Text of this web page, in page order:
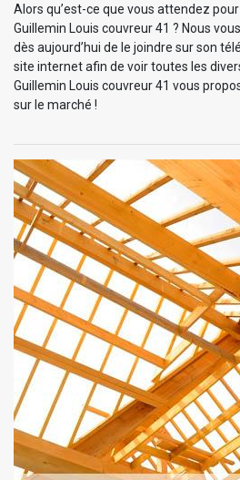
Alors qu’est-ce que vous attendez
Guillemin Louis couvreur 41 ? Nous
dès aujourd’hui de le joindre sur son
site internet afin de voir toutes les
Guillemin Louis couvreur 41 vous
sur le marché !